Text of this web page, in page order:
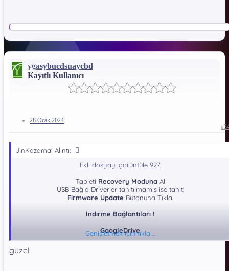
Y
ygasybucdsuaycbd
Kayıtlı Kullanıcı
28 Ocak 2024
JinKazama' Alıntı:
Ekli dosyayı görüntüle 927
Tableti Recovery ModunaAl
USB Bağla Driverler tanıtılmamış ise tanıt!
Firmware Update Butonuna Tıkla.
İndirme Bağlantıları !
GoogleDrive
Genişletmek için tıkla ...
güzel